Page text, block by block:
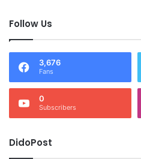
Follow Us
3,676
Fans
0
Subscribers
DidoPost